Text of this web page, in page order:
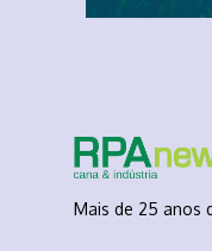
Mais de 25 anos